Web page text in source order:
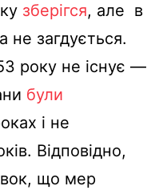
зберігся, але в
не загдується.
року не існує —
були
і не
Відповідно,
що мер